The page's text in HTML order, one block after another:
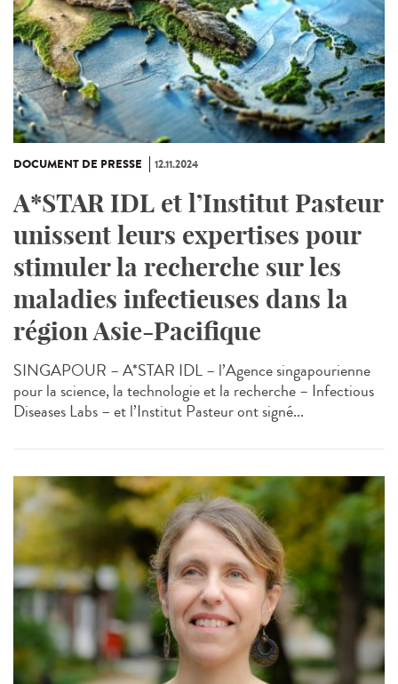
DOCUMENT DE PRESSE 12.11.2024
A*STAR IDL et l’Institut Pasteur
unissent leurs expertises pour
stimuler la recherche sur les
maladies infectieuses dans la
région Asie-Pacifique
SINGAPOUR – A*STAR IDL – l’Agence singapourienne
pour la science, la technologie et la recherche – Infectious
Diseases Labs – et l’Institut Pasteur ont signé...